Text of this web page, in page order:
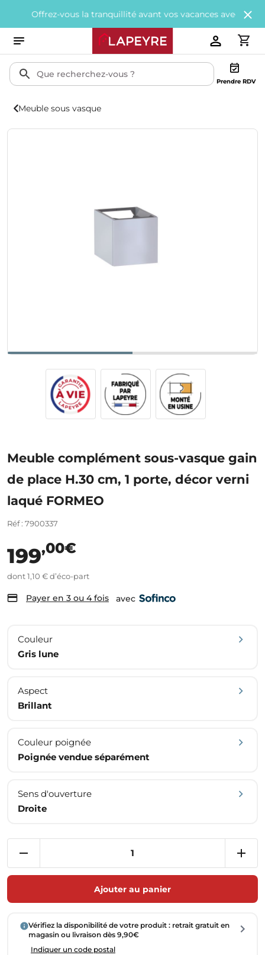
vous la tranquillité avant vos vacances avec200€ offerts
Prendre RDV
Meuble sous vasque
Meuble complément sous-vasque gain
de place H.30 cm, 1 porte, décor verni
laqué FORMEO
Réf : 7900337
199,00€
dont 1,10 € d’éco-part
Payer en 3 ou 4 fois avec
Couleur
Gris lune
Aspect
Brillant
Couleur poignée
Poignée vendue séparément
Sens d'ouverture
Droite
Ajouter au panier
Vérifiez la disponibilité de votre produit : retrait gratuit en
magasin ou livraison dès 9,90€
Indiquer un code postal